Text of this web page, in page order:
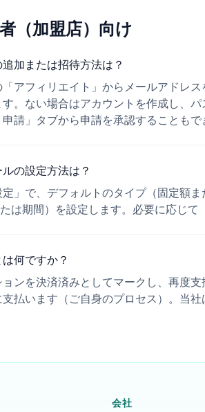
（加盟店）向け
加または招待方法は？
アフィリエイト」からメールアドレ
す。ない場合はアカウントを作成し、
申請」タブから申請を承認することもで
の設定方法は？
定」で、デフォルトのタイプ（固定額
は期間）を設定します。必要に応じて
何ですか？
ンを決済済みとしてマークし、再度
払います（ご自身のプロセス）。当社
会社